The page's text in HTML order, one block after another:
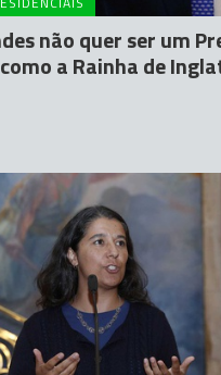
não quer ser um
a Rainha de